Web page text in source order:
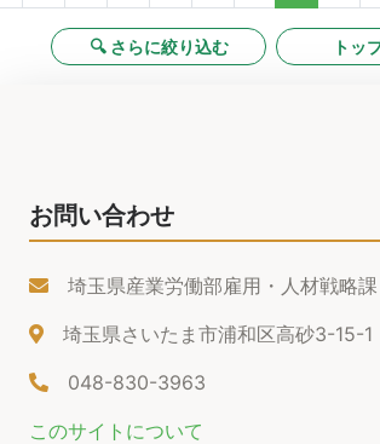
🔍 さらに絞り込む トッ
お問い合わせ
埼玉県産業労働部雇用・人材戦略課
埼玉県さいたま市浦和区高砂3-15-1
048-830-3963
このサイトについて